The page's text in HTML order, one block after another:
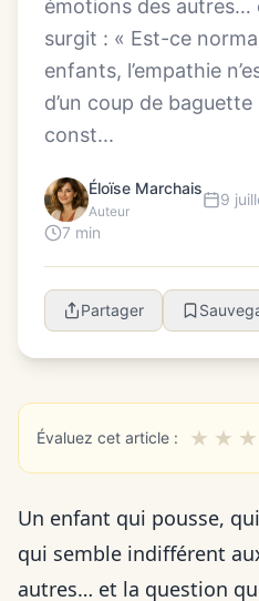
émotions des autres…
surgit : « Est-ce
enfants, l’empathie
d’un coup de
const...
Éloïse Marchais
Auteur
9
7 min
Partager
Évaluez cet article : ★ ★ ★
Un enfant qui pousse,
qui semble indifférent
autres… et la question